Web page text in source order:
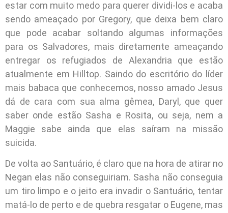
estar com muito medo para querer dividi-los e acaba
sendo ameaçado por Gregory, que deixa bem claro
que pode acabar soltando algumas informações
para os Salvadores, mais diretamente ameaçando
entregar os refugiados de Alexandria que estão
atualmente em Hilltop. Saindo do escritório do líder
mais babaca que conhecemos, nosso amado Jesus
dá de cara com sua alma gêmea, Daryl, que quer
saber onde estão Sasha e Rosita, ou seja, nem a
Maggie sabe ainda que elas saíram na missão
suicida.
De volta ao Santuário, é claro que na hora de atirar no
Negan elas não conseguiriam. Sasha não conseguia
um tiro limpo e o jeito era invadir o Santuário, tentar
matá-lo de perto e de quebra resgatar o Eugene, mas